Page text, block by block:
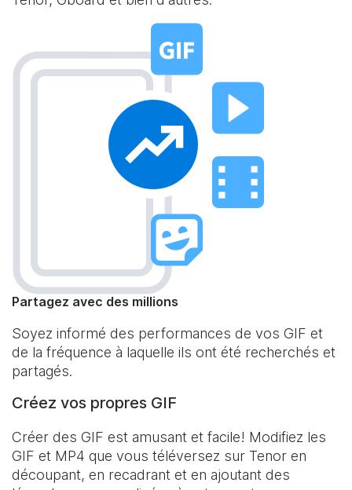
Partagez avec des millions
Soyez informé des performances de vos GIF et
de la fréquence à laquelle ils ont été recherchés et
partagés.
Créez vos propres GIF
Créer des GIF est amusant et facile! Modifiez les
GIF et MP4 que vous téléversez sur Tenor en
découpant, en recadrant et en ajoutant des